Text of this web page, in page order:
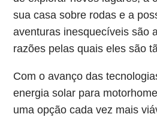
sua casa sobre rodas e a
aventuras inesquecíveis são
razões pelas quais eles são
Com o avanço das
energia solar para
uma opção cada vez mais